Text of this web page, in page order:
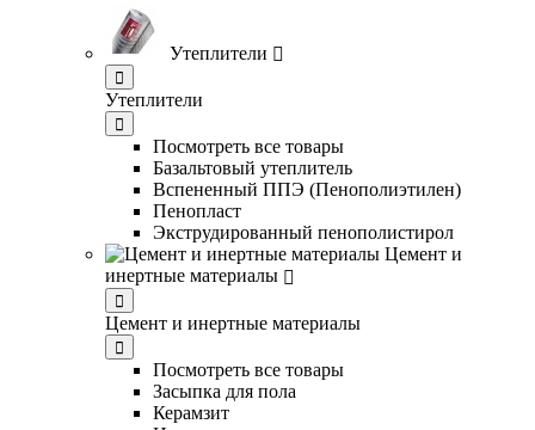
Утеплители
Утеплители
Посмотреть все товары
Базальтовый утеплитель
Вспененный ППЭ (Пенополиэтилен)
Пенопласт
Экструдированный пенополистирол
Цемент и
инертные материалы
Цемент и инертные материалы
Посмотреть все товары
Засыпка для пола
Керамзит